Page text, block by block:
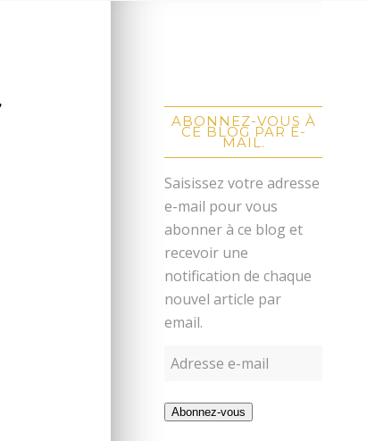
ABONNEZ-VOUS À
CE BLOG PAR E-
MAIL.
Saisissez votre adresse
e-mail pour vous
abonner à ce blog et
recevoir une
notification de chaque
nouvel article par
email.
Abonnez-vous